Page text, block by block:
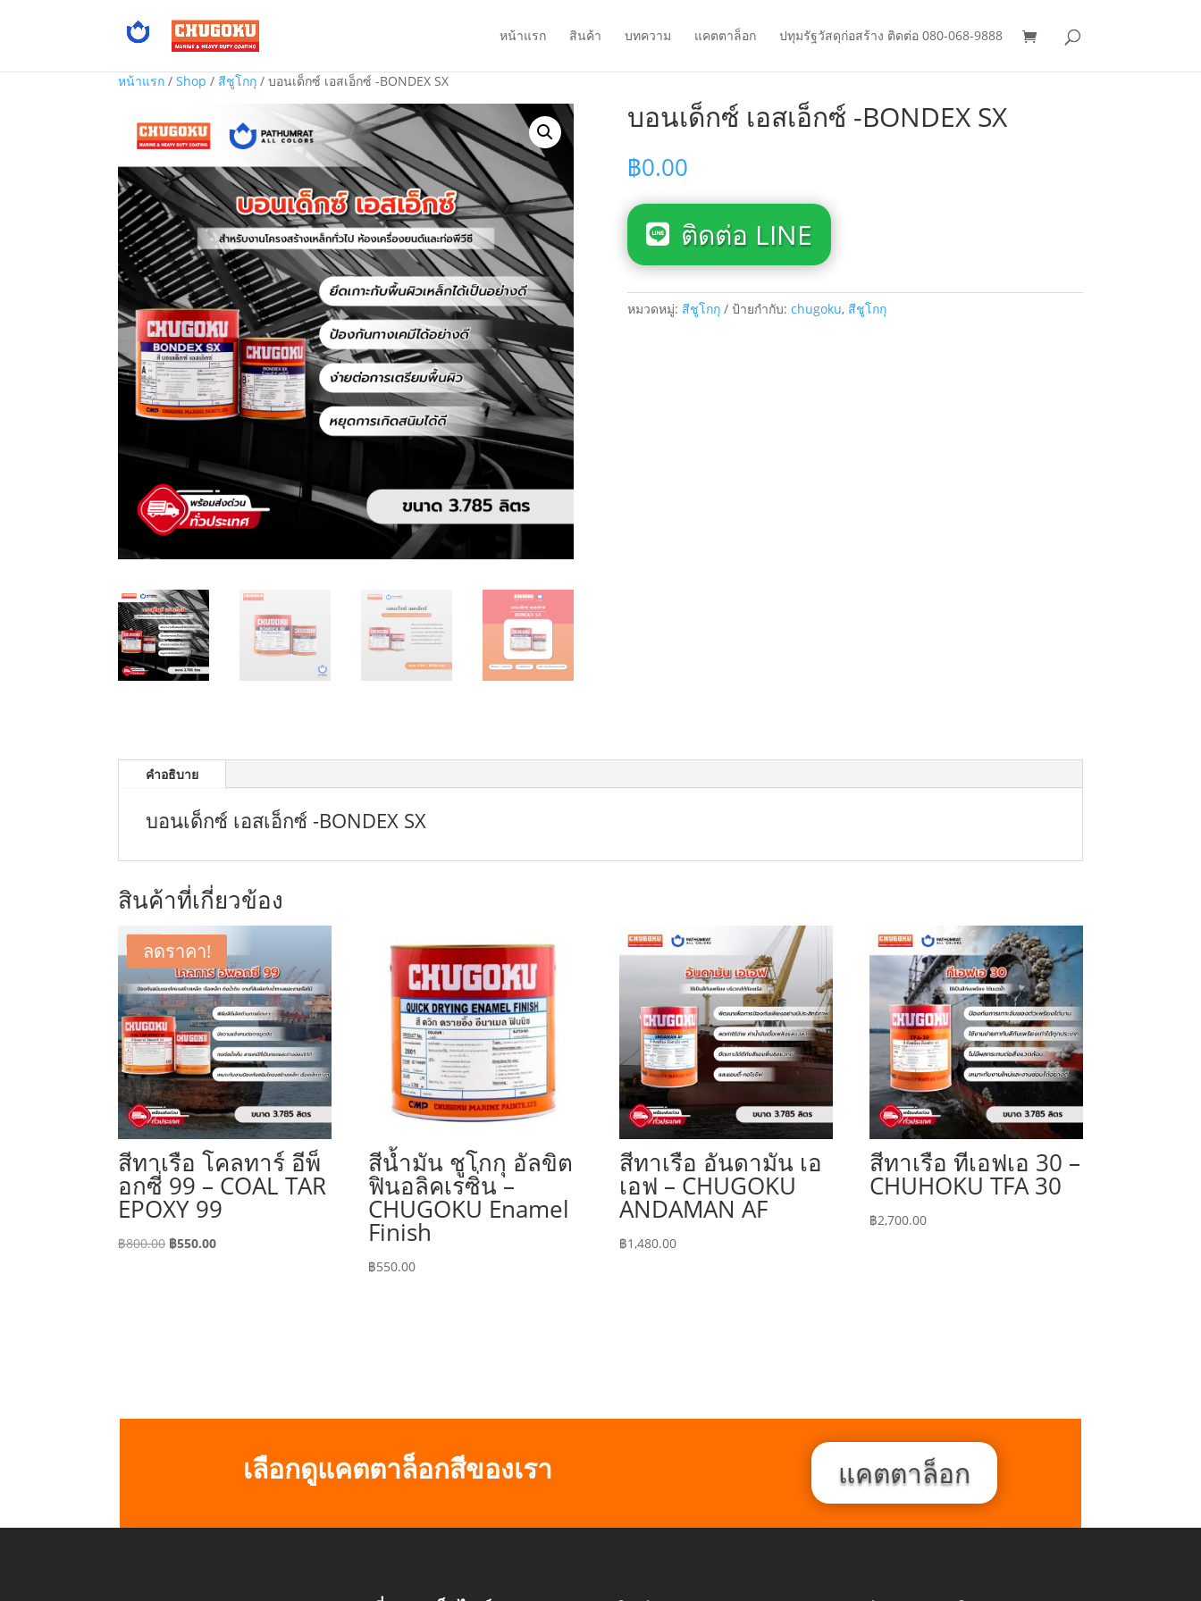
หน้าแรก สินค้า บทความ แคตตาล็อก ปทุมรัฐวัสดุก่อสร้าง ติดต่อ 080-068-9888
หน้าแรก / Shop / สีชูโกกุ / บอนเด็กซ์ เอสเอ็กซ์ -BONDEX SX
บอนเด็กซ์ เอสเอ็กซ์ -BONDEX SX
฿0.00
ติดต่อ LINE
หมวดหมู่: สีชูโกกุ ป้ายกำกับ: chugoku, สีชูโกกุ
คำอธิบาย
บอนเด็กซ์ เอสเอ็กซ์ -BONDEX SX
สินค้าที่เกี่ยวข้อง
ลดราคา!
สีทาเรือ โคลทาร์ อีพ็
อกซี่ 99 – COAL TAR
EPOXY 99
฿800.00 Original
฿550.00Current
สีน้ำมัน ชูโกกุ อัลขิต
ฟินอลิคเรซิ่น –
CHUGOKU Enamel
Finish
฿550.00
สีทาเรือ อันดามัน เอ
เอฟ – CHUGOKU
ANDAMAN AF
฿1,480.00
สีทาเรือ ทีเอฟเอ 30 –
CHUHOKU TFA 30
฿2,700.00
เลือกดูแคตตาล็อกสีของเรา แคตตาล็อก